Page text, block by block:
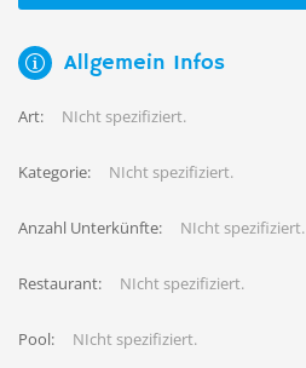
Allgemein Infos
Art: NIcht spezifiziert.
Kategorie: NIcht spezifiziert.
Anzahl Unterkünfte: NIcht spezifiziert.
Restaurant: NIcht spezifiziert.
Pool: NIcht spezifiziert.